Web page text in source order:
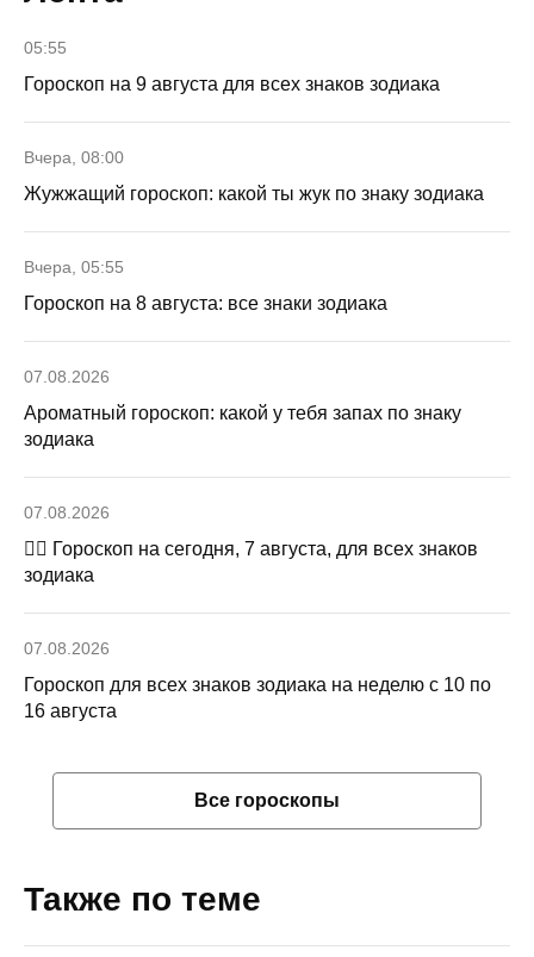
05:55
Гороскоп на 9 августа для всех знаков зодиака
Вчера, 08:00
Жужжащий гороскоп: какой ты жук по знаку зодиака
Вчера, 05:55
Гороскоп на 8 августа: все знаки зодиака
07.08.2026
Ароматный гороскоп: какой у тебя запах по знаку
зодиака
07.08.2026
🧙‍♀ Гороскоп на сегодня, 7 августа, для всех знаков
зодиака
07.08.2026
Гороскоп для всех знаков зодиака на неделю с 10 по
16 августа
Все гороскопы
Также по теме